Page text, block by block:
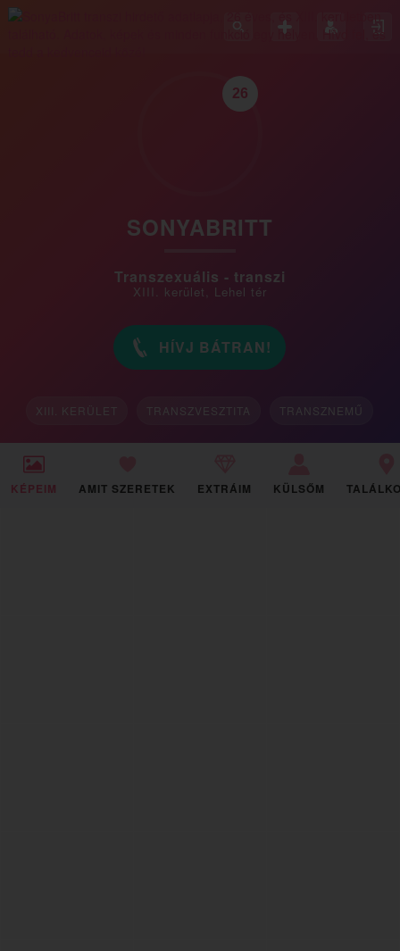
26
SONYABRITT
Transzexuális - transzi
XIII. kerület, Lehel tér
HÍVJ BÁTRAN!
XIII. KERÜLET TRANSZVESZTITA TRANSZNEMŰ
KÉPEIM AMIT SZERETEK EXTRÁIM KÜLSŐM